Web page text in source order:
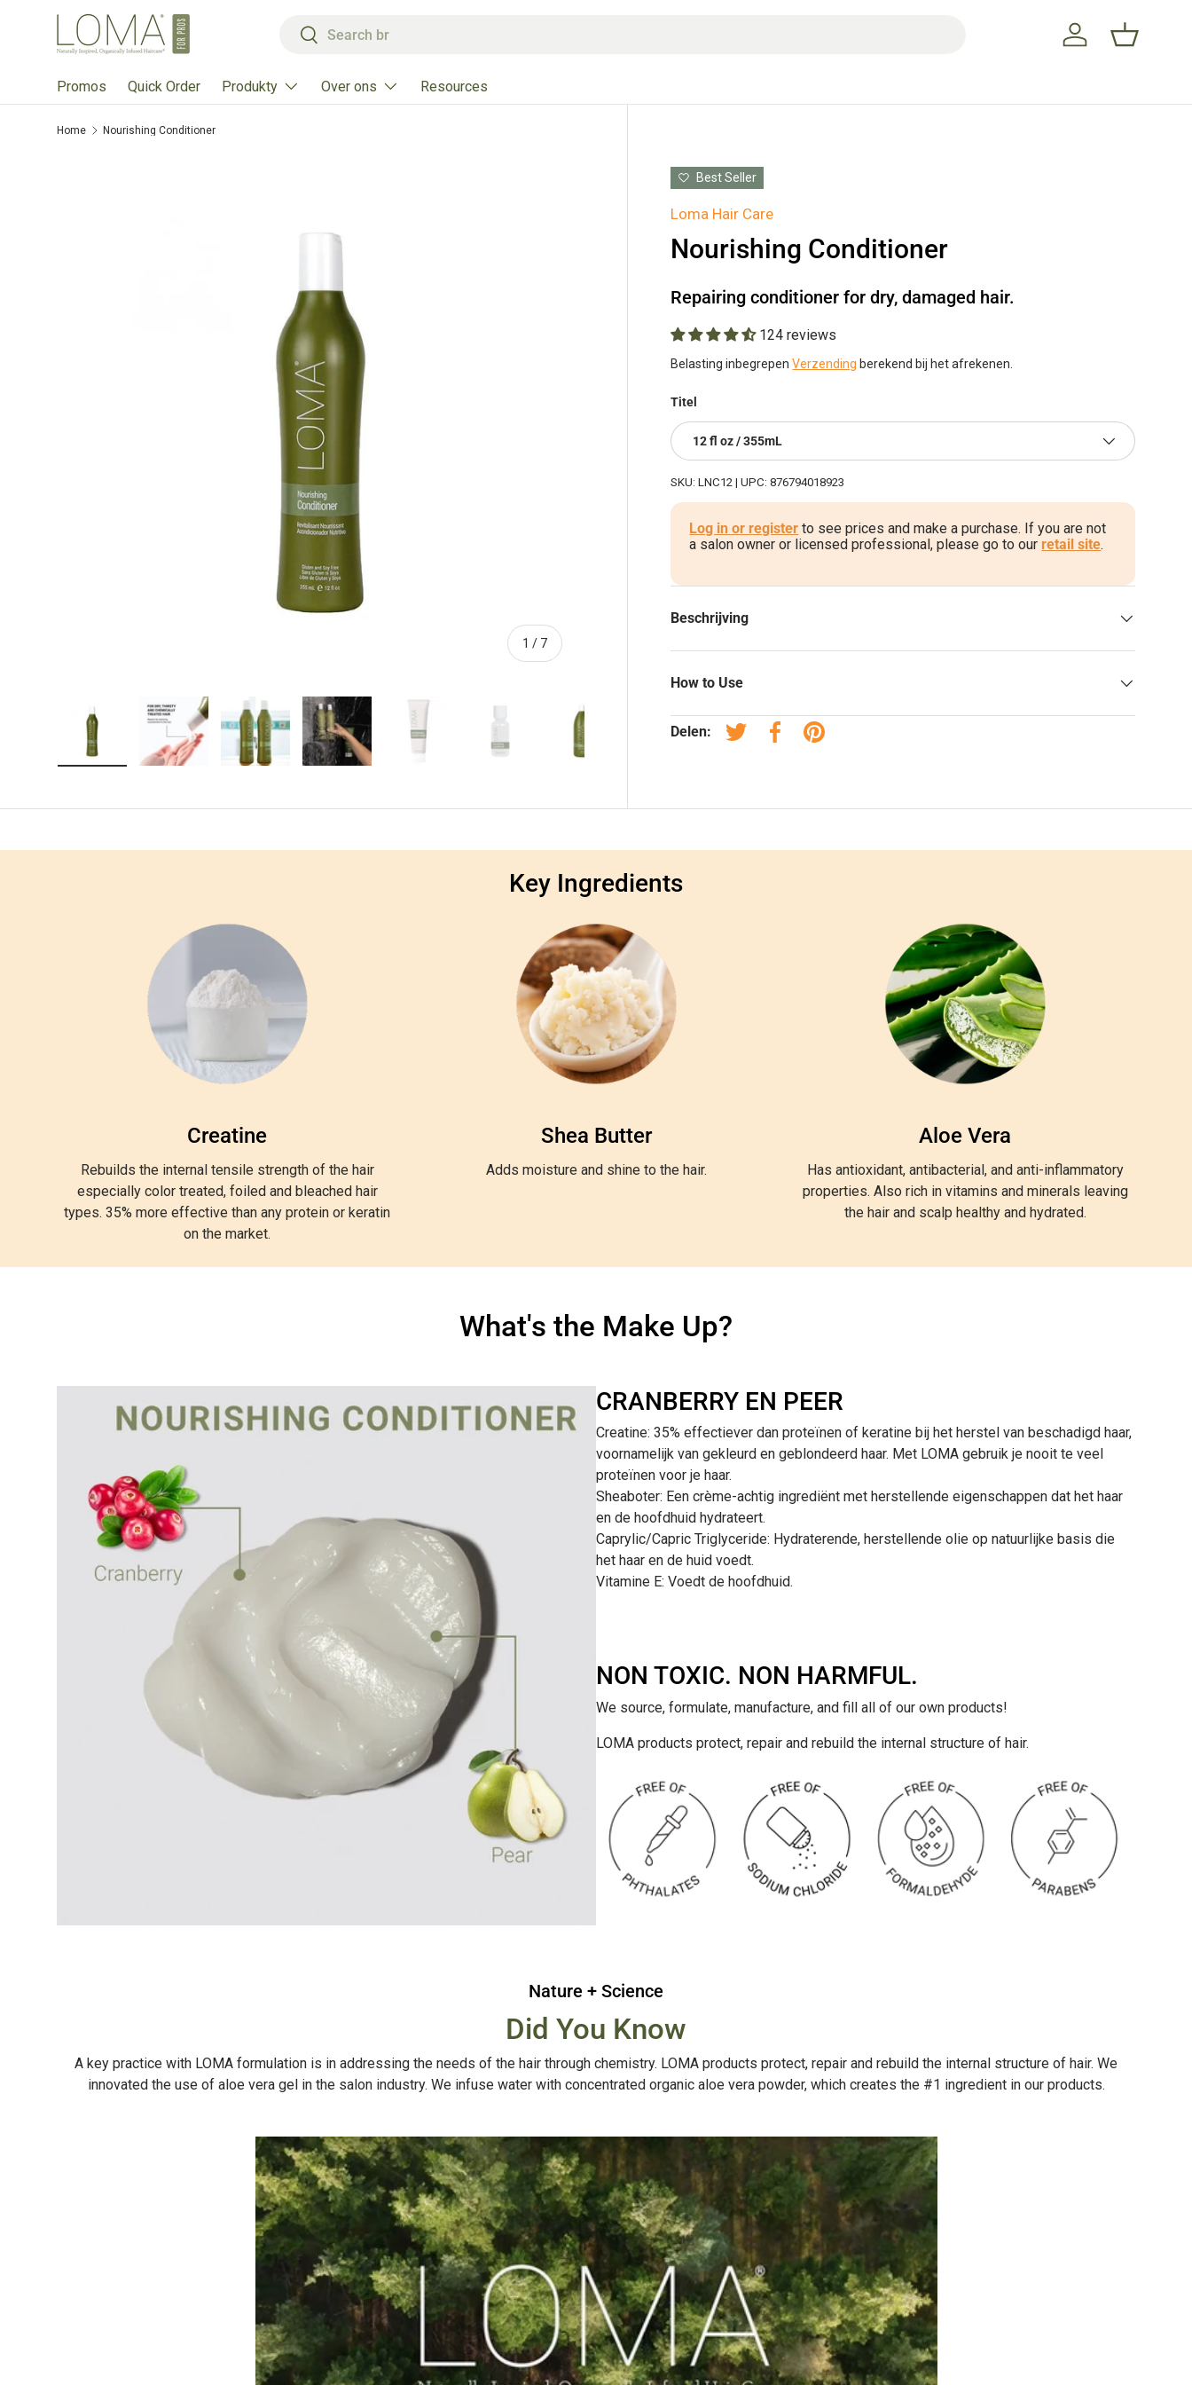
Ga naar inhoud
Zoeken
Zoeken
InloggenMandje
Promos Quick Order Produkty Over ons Resources
Home Nourishing Conditioner
1 / van
7
Best Seller
Loma Hair Care
Nourishing Conditioner
Repairing conditioner for dry, damaged hair.
124 reviews
Belasting inbegrepenVerzending berekend bij het afrekenen.
Titel
12 fl oz / 355mL
SKU:LNC12|UPC:876794018923
Log in or register to see prices and make a purchase. If you are not
a salon owner or licensed professional, please go to our retail site.
Beschrijving
How to Use
Delen:
Tweet op Twitter
Deel op Facebook
Pin op Pinterest
Key Ingredients
Creatine
Rebuilds the internal tensile strength of the hair
especially color treated, foiled and bleached hair
types. 35% more effective than any protein or keratin
on the market.
Shea Butter
Adds moisture and shine to the hair.
Aloe Vera
Has antioxidant, antibacterial, and anti-inflammatory
properties. Also rich in vitamins and minerals leaving
the hair and scalp healthy and hydrated.
What's the Make Up?
CRANBERRY EN PEER
Creatine: 35% effectiever dan proteïnen of keratine bij het herstel van beschadigd haar,
voornamelijk van gekleurd en geblondeerd haar. Met LOMA gebruik je nooit te veel
proteïnen voor je haar.
Sheaboter: Een crème-achtig ingrediënt met herstellende eigenschappen dat het haar
en de hoofdhuid hydrateert.
Caprylic/Capric Triglyceride: Hydraterende, herstellende olie op natuurlijke basis die
het haar en de huid voedt.
Vitamine E: Voedt de hoofdhuid.
NON TOXIC. NON HARMFUL.
We source, formulate, manufacture, and fill all of our own products!
LOMA products protect, repair and rebuild the internal structure of hair.
Nature + Science
Did You Know
A key practice with LOMA formulation is in addressing the needs of the hair through chemistry. LOMA products protect, repair and rebuild the internal structure of hair. We
innovated the use of aloe vera gel in the salon industry. We infuse water with concentrated organic aloe vera powder, which creates the #1 ingredient in our products.